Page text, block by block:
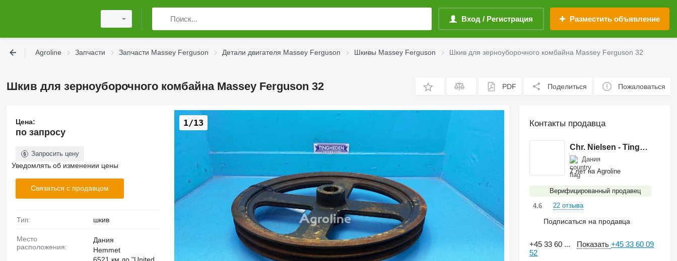
Вход / Регистрация Разместить объявление
Agroline Запчасти Запчасти Massey Ferguson Детали двигателя Massey Ferguson Шкивы Massey Ferguson Шкив для зерноуборочного комбайна Massey Ferguson 32
Шкив для зерноуборочного комбайна Massey Ferguson 32 PDF Поделиться Пожаловаться
1/13
Цена:
по запросу
Запросить цену
Уведомлять об изменении цены
Связаться с продавцом
Тип: шкив
Место
расположения:
Дания
Hemmet
6521 км до "United
Контакты продавца
Chr. Nielsen - Tingheden A/S
Дания
7 лет на Agroline
Верифицированный продавец
4.6
22 отзыва
Подписаться на продавца
+45 33 60 ... Показать+45 33 60 09
52